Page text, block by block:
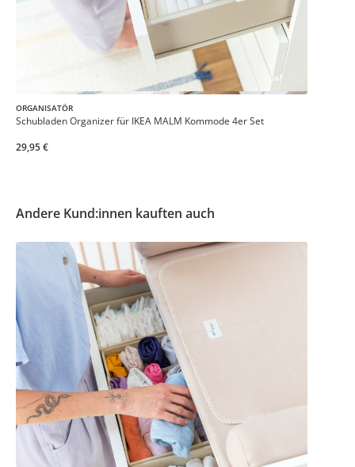
ORGANISATÖR
Schubladen Organizer für IKEA MALM Kommode 4er Set
29,95 €
Andere Kund:innen kauften auch